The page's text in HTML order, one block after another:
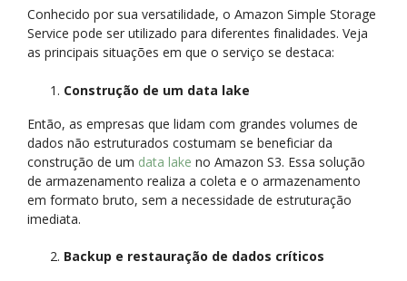
Conhecido por sua versatilidade, o Amazon Simple Storage
Service pode ser utilizado para diferentes finalidades. Veja
as principais situações em que o serviço se destaca:
Construção de um data lake
Então, as empresas que lidam com grandes volumes de
dados não estruturados costumam se beneficiar da
construção de um data lake no Amazon S3. Essa solução
de armazenamento realiza a coleta e o armazenamento
em formato bruto, sem a necessidade de estruturação
imediata.
Backup e restauração de dados críticos